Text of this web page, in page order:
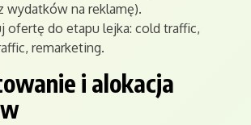
wydatków na reklamę).
ofertę do etapu lejka: cold traffic,
remarketing.
i alokacja